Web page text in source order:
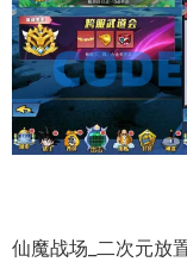
仙魔战场_二次元放